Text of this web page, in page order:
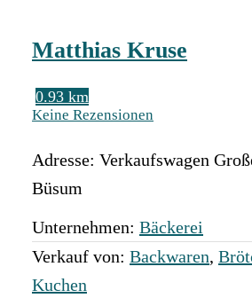
Matthias Kruse
0.93 km
Keine Rezensionen
Adresse: Verkaufswagen
Büsum
Unternehmen: Bäckerei
Verkauf von: Backwaren,
Kuchen